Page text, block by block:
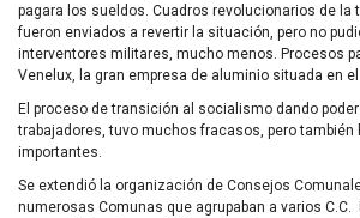
pagara los sueldos. Cuadros revolucionarios de la
fueron enviados a revertir la situación, pero no
interventores militares, mucho menos. Procesos
Venelux, la gran empresa de aluminio situada en el
El proceso de transición al socialismo dando
trabajadores, tuvo muchos fracasos, pero también
importantes.
Se extendió la organización de Consejos
numerosas Comunas que agrupaban a varios C.C.